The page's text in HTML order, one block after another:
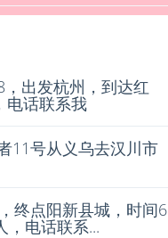
出发杭州，到达红
电话联系我
11号从义乌去汉川市
终点阳新县城，时间6
，电话联系...